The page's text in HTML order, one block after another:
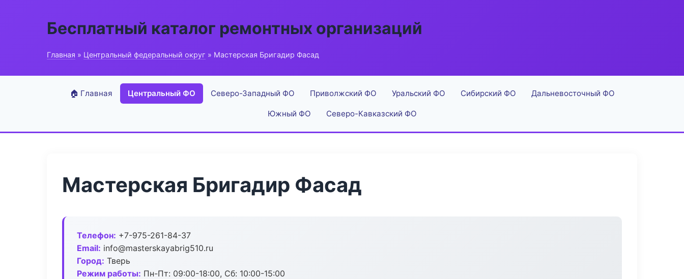
Бесплатный каталог ремонтных организаций
Главная » Центральный федеральный округ » Мастерская Бригадир Фасад
🏠 Главная Центральный ФО Северо-Западный ФО Приволжский ФО Уральский ФО Сибирский ФО Дальневосточный ФО
Южный ФО Северо-Кавказский ФО
Мастерская Бригадир Фасад
Телефон: +7-975-261-84-37
Email: info@masterskayabrig510.ru
Город: Тверь
Режим работы: Пн-Пт: 09:00-18:00, Сб: 10:00-15:00